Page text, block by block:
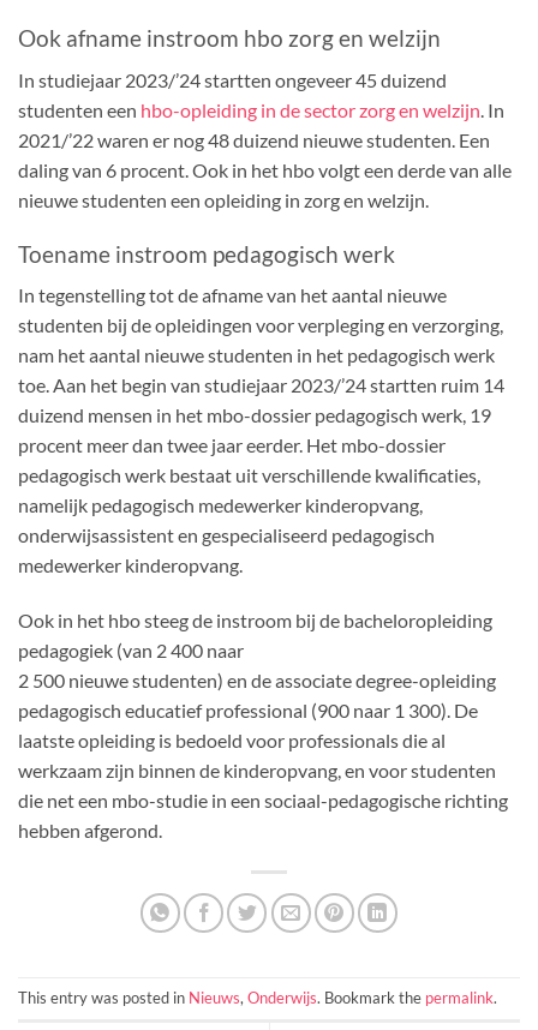
Ook afname instroom hbo zorg en welzijn
In studiejaar 2023/’24 startten ongeveer 45 duizend
studenten een hbo-opleiding in de sector zorg en welzijn . In
2021/’22 waren er nog 48 duizend nieuwe studenten. Een
daling van 6 procent. Ook in het hbo volgt een derde van alle
nieuwe studenten een opleiding in zorg en welzijn.
Toename instroom pedagogisch werk
In tegenstelling tot de afname van het aantal nieuwe
studenten bij de opleidingen voor verpleging en verzorging,
nam het aantal nieuwe studenten in het pedagogisch werk
toe. Aan het begin van studiejaar 2023/’24 startten ruim 14
duizend mensen in het mbo-dossier pedagogisch werk, 19
procent meer dan twee jaar eerder. Het mbo-dossier
pedagogisch werk bestaat uit verschillende kwalificaties,
namelijk pedagogisch medewerker kinderopvang,
onderwijsassistent en gespecialiseerd pedagogisch
medewerker kinderopvang.
Ook in het hbo steeg de instroom bij de bacheloropleiding
pedagogiek (van 2 400 naar
2 500 nieuwe studenten) en de associate degree-opleiding
pedagogisch educatief professional (900 naar 1 300). De
laatste opleiding is bedoeld voor professionals die al
werkzaam zijn binnen de kinderopvang, en voor studenten
die net een mbo-studie in een sociaal-pedagogische richting
hebben afgerond.
This entry was posted in Nieuws,Onderwijs. Bookmark the permalink.